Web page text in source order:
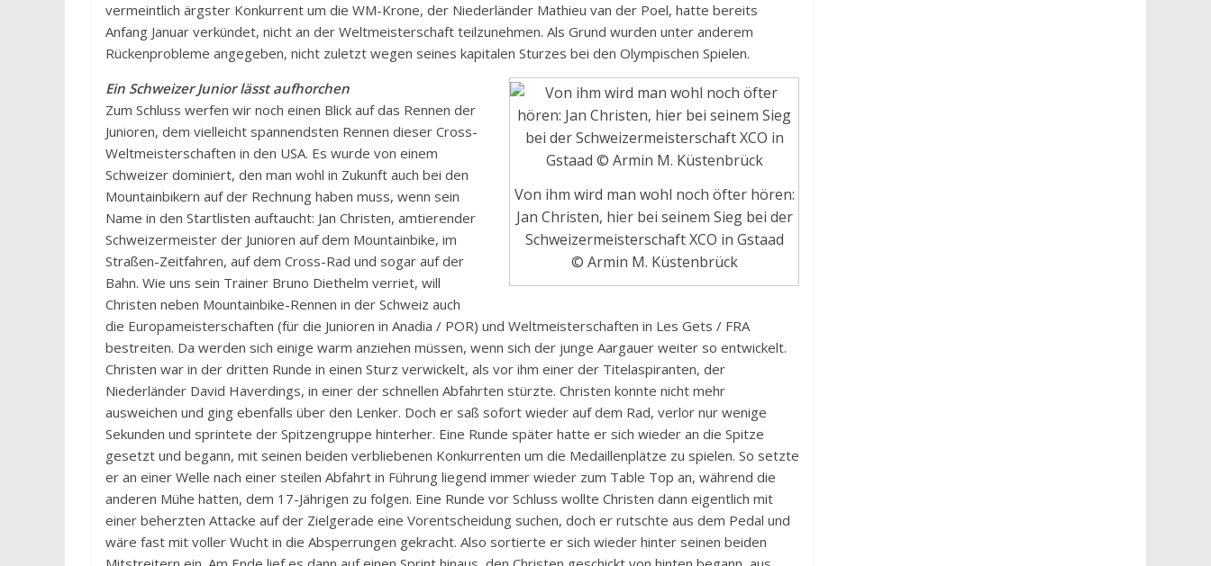
vermeintlich ärgster Konkurrent um die WM-Krone, der Niederländer Mathieu van der Poel, hatte bereits
Anfang Januar verkündet, nicht an der Weltmeisterschaft teilzunehmen. Als Grund wurden unter anderem
Rückenprobleme angegeben, nicht zuletzt wegen seines kapitalen Sturzes bei den Olympischen Spielen.
Von ihm wird man wohl noch öfter hören:
Jan Christen, hier bei seinem Sieg bei der
Schweizermeisterschaft XCO in Gstaad
© Armin M. Küstenbrück
Ein Schweizer Junior lässt aufhorchen
Zum Schluss werfen wir noch einen Blick auf das Rennen der
Junioren, dem vielleicht spannendsten Rennen dieser Cross-
Weltmeisterschaften in den USA. Es wurde von einem
Schweizer dominiert, den man wohl in Zukunft auch bei den
Mountainbikern auf der Rechnung haben muss, wenn sein
Name in den Startlisten auftaucht: Jan Christen, amtierender
Schweizermeister der Junioren auf dem Mountainbike, im
Straßen-Zeitfahren, auf dem Cross-Rad und sogar auf der
Bahn. Wie uns sein Trainer Bruno Diethelm verriet, will
Christen neben Mountainbike-Rennen in der Schweiz auch
die Europameisterschaften (für die Junioren in Anadia / POR) und Weltmeisterschaften in Les Gets / FRA
bestreiten. Da werden sich einige warm anziehen müssen, wenn sich der junge Aargauer weiter so entwickelt.
Christen war in der dritten Runde in einen Sturz verwickelt, als vor ihm einer der Titelaspiranten, der
Niederländer David Haverdings, in einer der schnellen Abfahrten stürzte. Christen konnte nicht mehr
ausweichen und ging ebenfalls über den Lenker. Doch er saß sofort wieder auf dem Rad, verlor nur wenige
Sekunden und sprintete der Spitzengruppe hinterher. Eine Runde später hatte er sich wieder an die Spitze
gesetzt und begann, mit seinen beiden verbliebenen Konkurrenten um die Medaillenplätze zu spielen. So setzte
er an einer Welle nach einer steilen Abfahrt in Führung liegend immer wieder zum Table Top an, während die
anderen Mühe hatten, dem 17-Jährigen zu folgen. Eine Runde vor Schluss wollte Christen dann eigentlich mit
einer beherzten Attacke auf der Zielgerade eine Vorentscheidung suchen, doch er rutschte aus dem Pedal und
wäre fast mit voller Wucht in die Absperrungen gekracht. Also sortierte er sich wieder hinter seinen beiden